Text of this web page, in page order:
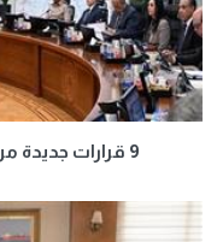
9 قرارات جديدة من مجلس الوزراء.. تعرف عليها